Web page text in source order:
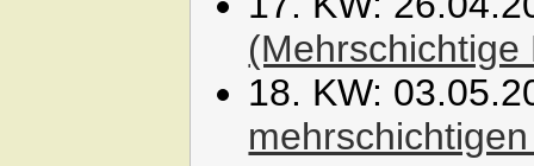
(Mehrschichtige
18. KW: